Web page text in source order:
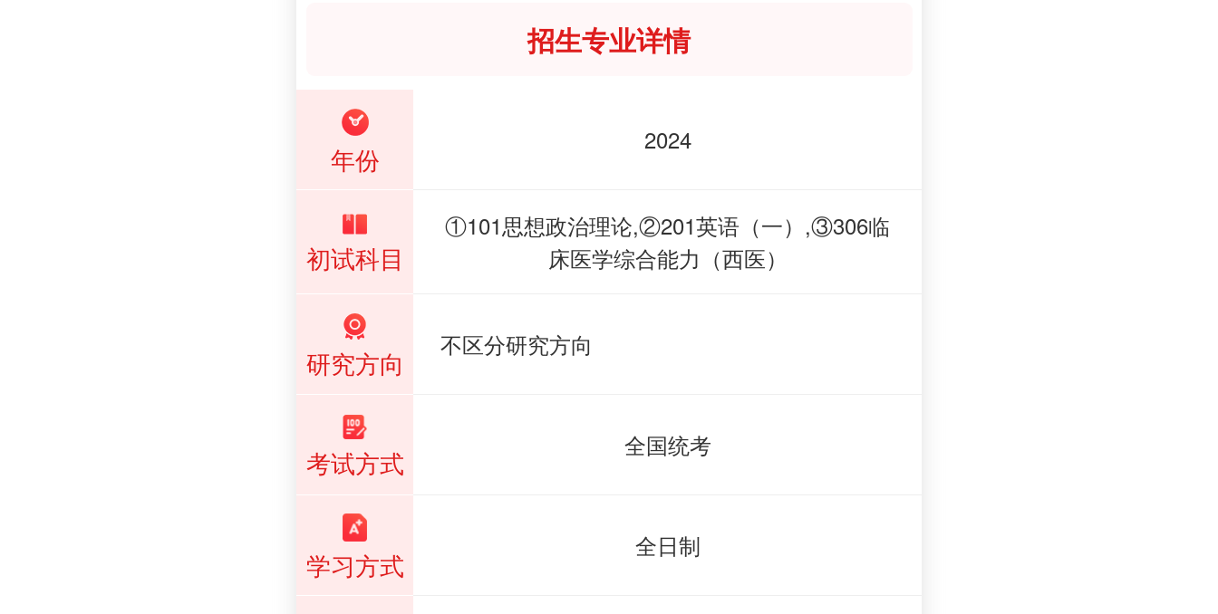
招生专业详情
年份
2024
初试科目
①101思想政治理论,②201英语（一）,③306临
床医学综合能力（西医）
研究方向
不区分研究方向
考试方式
全国统考
学习方式
全日制